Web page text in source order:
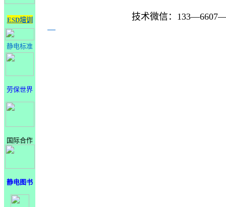
ESD培训
静电标准
劳保世界
国际合作
静电图书
技术微信：